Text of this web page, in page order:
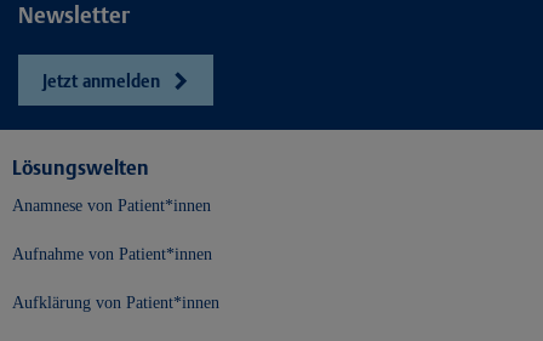
Newsletter
Jetzt anmelden
Lösungswelten
Anamnese von Patient*innen
Aufnahme von Patient*innen
Aufklärung von Patient*innen